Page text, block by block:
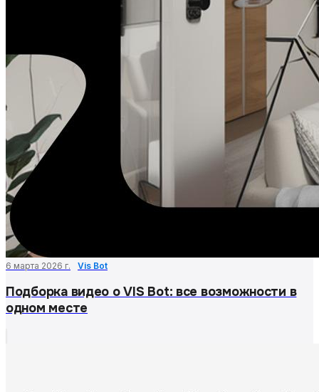
6 марта 2026 г. Vis Bot
Подборка видео о VIS Bot: все возможности в
одном месте